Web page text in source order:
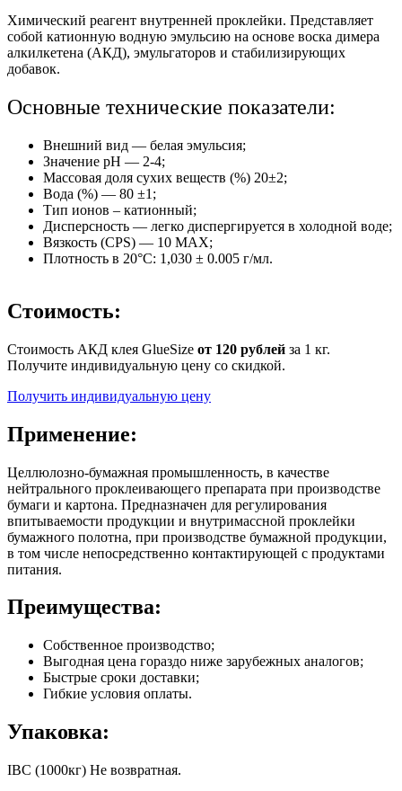
Химический реагент внутренней проклейки. Представляет
собой катионную водную эмульсию на основе воска димера
алкилкетена (АКД), эмульгаторов и стабилизирующих
добавок.
Основные технические показатели:
Внешний вид — белая эмульсия;
Значение pH — 2-4;
Массовая доля сухих веществ (%) 20±2;
Вода (%) — 80 ±1;
Тип ионов – катионный;
Дисперсность — легко диспергируется в холодной воде;
Вязкость (CPS) — 10 MAX;
Плотность в 20°C: 1,030 ± 0.005 г/мл.
Стоимость:
Стоимость АКД клея GlueSize от 120 рублей за 1 кг.
Получите индивидуальную цену со скидкой.
Получить индивидуальную цену
Применение:
Целлюлозно-бумажная промышленность, в качестве
нейтрального проклеивающего препарата при производстве
бумаги и картона. Предназначен для регулирования
впитываемости продукции и внутримассной проклейки
бумажного полотна, при производстве бумажной продукции,
в том числе непосредственно контактирующей с продуктами
питания.
Преимущества:
Собственное производство;
Выгодная цена гораздо ниже зарубежных аналогов;
Быстрые сроки доставки;
Гибкие условия оплаты.
Упаковка:
IBC (1000кг) Не возвратная.